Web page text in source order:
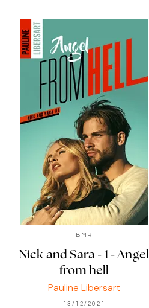
BMR
Nick and Sara - 1 - Angel
from hell
Pauline Libersart
13/12/2021